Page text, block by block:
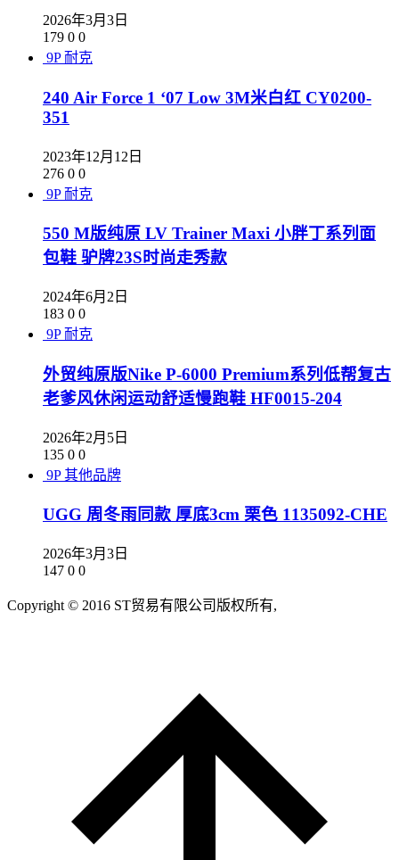
2026年3月3日
179 0 0
9P 耐克
240 Air Force 1 ‘07 Low 3M米白红 CY0200-
351
2023年12月12日
276 0 0
9P 耐克
550 M版纯原 LV Trainer Maxi 小胖丁系列面
包鞋 驴牌23S时尚走秀款
2024年6月2日
183 0 0
9P 耐克
外贸纯原版Nike P-6000 Premium系列低帮复古
老爹风休闲运动舒适慢跑鞋 HF0015-204
2026年2月5日
135 0 0
9P 其他品牌
UGG 周冬雨同款 厚底3cm 栗色 1135092-CHE
2026年3月3日
147 0 0
Copyright © 2016 ST贸易有限公司版权所有,